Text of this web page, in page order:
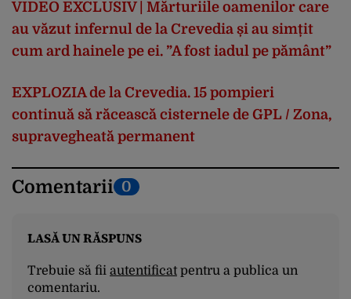
VIDEO EXCLUSIV | Mărturiile oamenilor care
au văzut infernul de la Crevedia și au simțit
cum ard hainele pe ei. ”A fost iadul pe pământ”
EXPLOZIA de la Crevedia. 15 pompieri
continuă să răcească cisternele de GPL / Zona,
supravegheată permanent
Comentarii 0
LASĂ UN RĂSPUNS
Trebuie să fii autentificatpentru a publica un
comentariu.